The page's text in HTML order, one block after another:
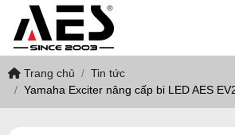
Trang chủ
Tin tức
Yamaha Exciter nâng cấp bi LED AES